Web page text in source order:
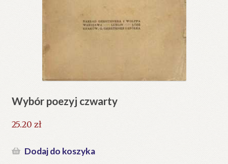
Wybór poezyj czwarty
25.20 zł
Dodaj do koszyka